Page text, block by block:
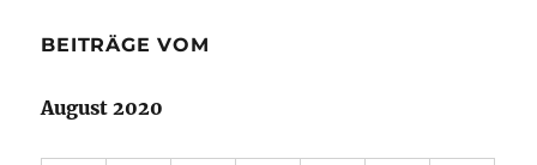
BEITRÄGE VOM
August 2020